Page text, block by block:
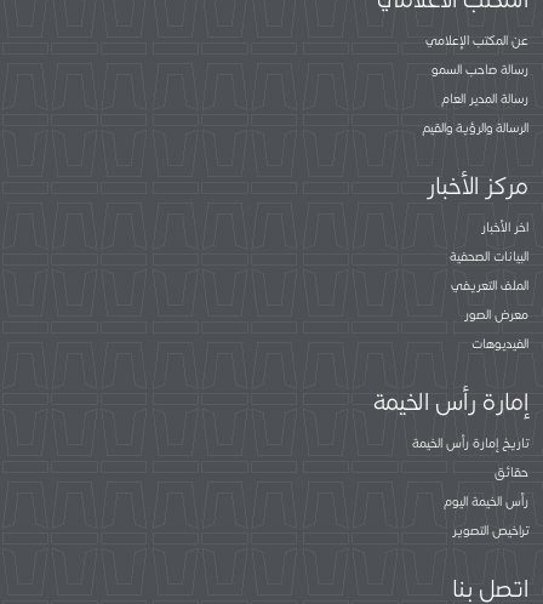
عن المكتب الإعلامي
رسالة صاحب السمو
رسالة المدير العام
الرسالة والرؤية والقيم
مركز الأخبار
اخر الأخبار
البيانات الصحفية
الملف التعريفي
معرض الصور
الفيديوهات
إمارة رأس الخيمة
تاريخ إمارة رأس الخيمة
حقائق
رأس الخيمة اليوم
تراخيص التصوير
اتصل بنا